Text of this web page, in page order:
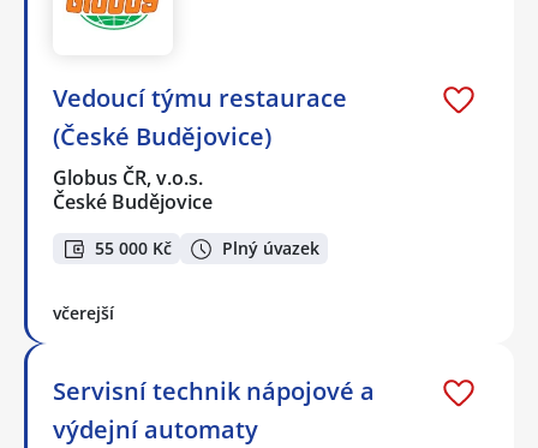
Vedoucí týmu restaurace
(České Budějovice)
Globus ČR, v.o.s.
České Budějovice
55 000 Kč Plný úvazek
včerejší
Servisní technik nápojové a
výdejní automaty